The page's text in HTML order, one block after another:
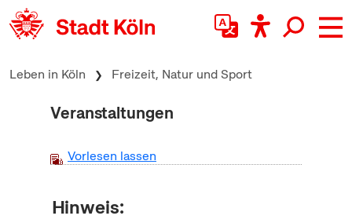
zum Inhalt springen
Leben in Köln Freizeit, Natur und Sport
Veranstaltungen
Vorlesen lassen
Hinweis: